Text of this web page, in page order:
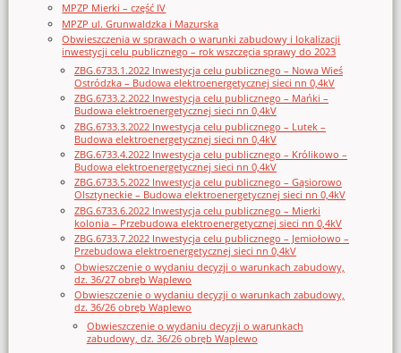
MPZP Mierki – część IV
MPZP ul. Grunwaldzka i Mazurska
Obwieszczenia w sprawach o warunki zabudowy i lokalizacji
inwestycji celu publicznego – rok wszczęcia sprawy do 2023
ZBG.6733.1.2022 Inwestycja celu publicznego – Nowa Wieś
Ostródzka – Budowa elektroenergetycznej sieci nn 0,4kV
ZBG.6733.2.2022 Inwestycja celu publicznego – Mańki –
Budowa elektroenergetycznej sieci nn 0,4kV
ZBG.6733.3.2022 Inwestycja celu publicznego – Lutek –
Budowa elektroenergetycznej sieci nn 0,4kV
ZBG.6733.4.2022 Inwestycja celu publicznego – Królikowo –
Budowa elektroenergetycznej sieci nn 0,4kV
ZBG.6733.5.2022 Inwestycja celu publicznego – Gąsiorowo
Olsztyneckie – Budowa elektroenergetycznej sieci nn 0,4kV
ZBG.6733.6.2022 Inwestycja celu publicznego – Mierki
kolonia – Przebudowa elektroenergetycznej sieci nn 0,4kV
ZBG.6733.7.2022 Inwestycja celu publicznego – Jemiołowo –
Przebudowa elektroenergetycznej sieci nn 0,4kV
Obwieszczenie o wydaniu decyzji o warunkach zabudowy,
dz. 36/27 obręb Waplewo
Obwieszczenie o wydaniu decyzji o warunkach zabudowy,
dz. 36/26 obręb Waplewo
Obwieszczenie o wydaniu decyzji o warunkach
zabudowy, dz. 36/26 obręb Waplewo